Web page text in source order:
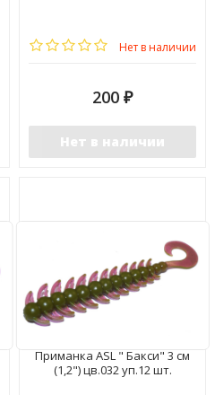
Нет в наличии
200 ₽
Нет в наличии
Приманка ASL " Бакси" 3 см
(1,2") цв.032 уп.12 шт.